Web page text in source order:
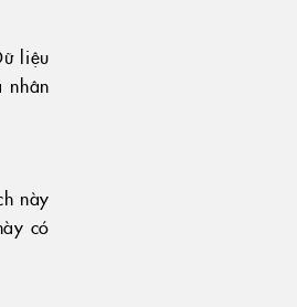
liệu
nhân
này
có